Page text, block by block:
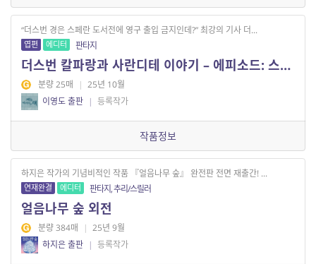
“더스번 경은 스페란 도서전에 영구 출입 금지인데?” 최강의 기사 더...
엽편 에디터 판타지
더스번 칼파랑과 사란디테 이야기 – 에피소드: 스페란 도서전에서
분량 25매 | 25년 10월
이영도 출판 | 등록작가
작품정보
하지은 작가의 기념비적인 작품 『얼음나무 숲』 완전판 전면 재출간! ...
연재완결 에디터 판타지, 추리/스릴러
얼음나무 숲 외전
분량 384매 | 25년 9월
하지은 출판 | 등록작가